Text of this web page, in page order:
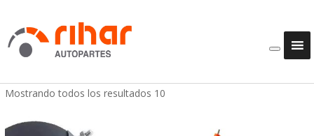
Mostrando todos los resultados 10